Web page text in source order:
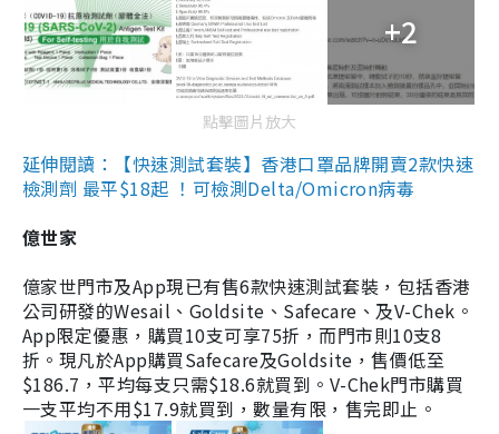
+2
點擊圖片放大
延伸閱讀：【快速測試套裝】香港口罩品牌開賣2款快速
檢測劑 最平$18起 ！可檢測Delta/Omicron病毒
億世家
億家世門市及App現已有售6款快速測試套裝，包括香港
公司研發的Wesail、Goldsite、Safecare、及V-Chek。
App限定優惠，購買10支可享75折，而門市則10支8
折。現凡於App購買Safecare及Goldsite，售價低至
$186.7，平均每支只需$18.6就買到。V-Chek門市購買
一支平均不用$17.9就買到，數量有限，售完即止。